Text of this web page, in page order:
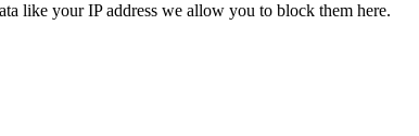
like your IP address we allow you to block them here.